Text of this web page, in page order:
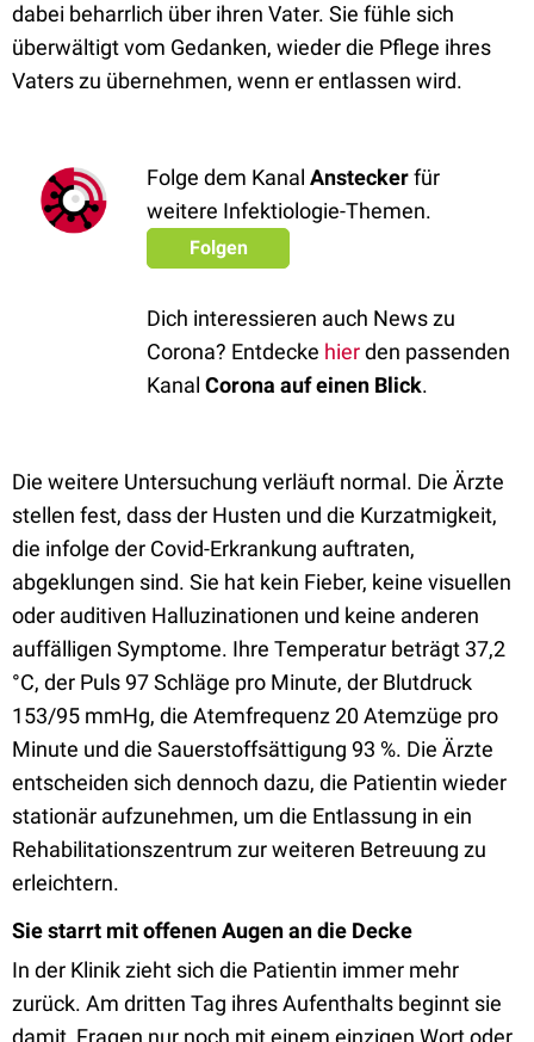
dabei beharrlich über ihren Vater. Sie fühle sich
überwältigt vom Gedanken, wieder die Pflege ihres
Vaters zu übernehmen, wenn er entlassen wird.
Folge dem Kanal Ansteckerfür
weitere Infektiologie-Themen.
Folgen
Dich interessieren auch News zu
Corona? Entdecke hierden passenden
Kanal Corona auf einen Blick.
Die weitere Untersuchung verläuft normal. Die Ärzte
stellen fest, dass der Husten und die Kurzatmigkeit,
die infolge der Covid-Erkrankung auftraten,
abgeklungen sind. Sie hat kein Fieber, keine visuellen
oder auditiven Halluzinationen und keine anderen
auffälligen Symptome. Ihre Temperatur beträgt 37,2
°C, der Puls 97 Schläge pro Minute, der Blutdruck
153/95 mmHg, die Atemfrequenz 20 Atemzüge pro
Minute und die Sauerstoffsättigung 93 %. Die Ärzte
entscheiden sich dennoch dazu, die Patientin wieder
stationär aufzunehmen, um die Entlassung in ein
Rehabilitationszentrum zur weiteren Betreuung zu
erleichtern.
Sie starrt mit offenen Augen an die Decke
In der Klinik zieht sich die Patientin immer mehr
zurück. Am dritten Tag ihres Aufenthalts beginnt sie
damit, Fragen nur noch mit einem einzigen Wort oder